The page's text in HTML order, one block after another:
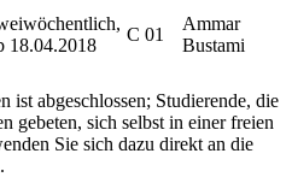
18.04.2018
C 01
Ammar
Bustami
ist abgeschlossen; Studierende, die
gebeten, sich selbst in einer freien
Sie sich dazu direkt an die